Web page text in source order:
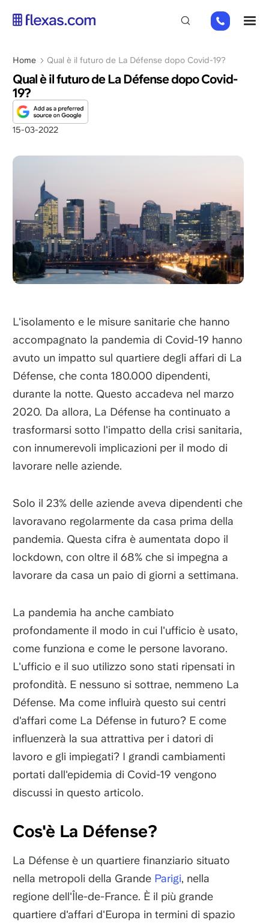
+31
202
112
Briciole
di
pane
Home Qual è il futuro de La Défense dopo Covid-19?
Qual è il futuro de La Défense dopo Covid-
19?
15-03-2022
L'isolamento e le misure sanitarie che hanno
accompagnato la pandemia di Covid-19 hanno
avuto un impatto sul quartiere degli affari di La
Défense, che conta 180.000 dipendenti,
durante la notte. Questo accadeva nel marzo
2020. Da allora, La Défense ha continuato a
trasformarsi sotto l'impatto della crisi sanitaria,
con innumerevoli implicazioni per il modo di
lavorare nelle aziende.
Solo il 23% delle aziende aveva dipendenti che
lavoravano regolarmente da casa prima della
pandemia. Questa cifra è aumentata dopo il
lockdown, con oltre il 68% che si impegna a
lavorare da casa un paio di giorni a settimana.
La pandemia ha anche cambiato
profondamente il modo in cui l'ufficio è usato,
come funziona e come le persone lavorano.
L'ufficio e il suo utilizzo sono stati ripensati in
profondità. E nessuno si sottrae, nemmeno La
Défense. Ma come influirà questo sui centri
d'affari come La Défense in futuro? E come
influenzerà la sua attrattiva per i datori di
lavoro e gli impiegati? I grandi cambiamenti
portati dall'epidemia di Covid-19 vengono
discussi in questo articolo.
Cos'è La Défense?
La Défense è un quartiere finanziario situato
nella metropoli della Grande Parigi, nella
regione dell'Île-de-France. È il più grande
quartiere d'affari d'Europa in termini di spazio